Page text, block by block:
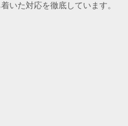
いた対応を徹底しています。